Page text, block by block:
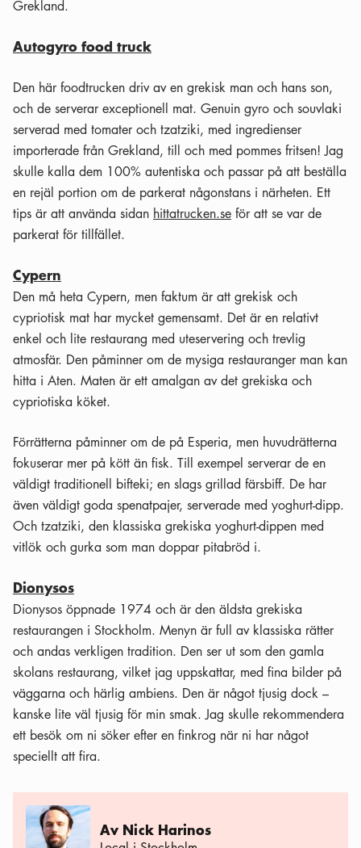
Grekland.
Autogyro food truck
Den här foodtrucken driv av en grekisk man och hans son,
och de serverar exceptionell mat. Genuin gyro och souvlaki
serverad med tomater och tzatziki, med ingredienser
importerade från Grekland, till och med pommes fritsen! Jag
skulle kalla dem 100% autentiska och passar på att beställa
en rejäl portion om de parkerat någonstans i närheten. Ett
tips är att använda sidan hittatrucken.se för att se var de
parkerat för tillfället.
Cypern
Den må heta Cypern, men faktum är att grekisk och
cypriotisk mat har mycket gemensamt. Det är en relativt
enkel och lite restaurang med uteservering och trevlig
atmosfär. Den påminner om de mysiga restauranger man kan
hitta i Aten. Maten är ett amalgan av det grekiska och
cypriotiska köket.
Förrätterna påminner om de på Esperia, men huvudrätterna
fokuserar mer på kött än fisk. Till exempel serverar de en
väldigt traditionell bifteki; en slags grillad färsbiff. De har
även väldigt goda spenatpajer, serverade med yoghurt-dipp.
Och tzatziki, den klassiska grekiska yoghurt-dippen med
vitlök och gurka som man doppar pitabröd i.
Dionysos
Dionysos öppnade 1974 och är den äldsta grekiska
restaurangen i Stockholm. Menyn är full av klassiska rätter
och andas verkligen tradition. Den ser ut som den gamla
skolans restaurang, vilket jag uppskattar, med fina bilder på
väggarna och härlig ambiens. Den är något tjusig dock –
kanske lite väl tjusig för min smak. Jag skulle rekommendera
ett besök om ni söker efter en finkrog när ni har något
speciellt att fira.
Av Nick Harinos